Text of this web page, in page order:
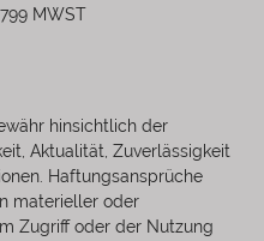
MWST
hinsichtlich der
Aktualität, Zuverlässigkeit
Haftungsansprüche
materieller oder
Zugriff oder der Nutzung